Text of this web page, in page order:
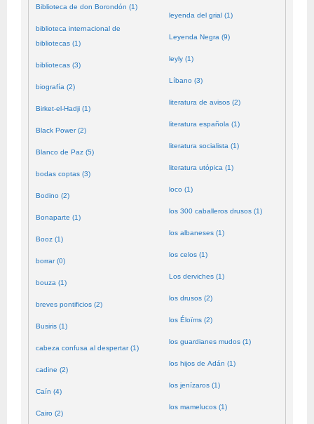
Biblioteca de don Borondón (1)
biblioteca internacional de
bibliotecas (1)
bibliotecas (3)
biografía (2)
Birket-el-Hadji (1)
Black Power (2)
Blanco de Paz (5)
bodas coptas (3)
Bodino (2)
Bonaparte (1)
Booz (1)
borrar (0)
bouza (1)
breves pontificios (2)
Busiris (1)
cabeza confusa al despertar (1)
cadine (2)
Caín (4)
Cairo (2)
leyenda del grial (1)
Leyenda Negra (9)
leyly (1)
Líbano (3)
literatura de avisos (2)
literatura española (1)
literatura socialista (1)
literatura utópica (1)
loco (1)
los 300 caballeros drusos (1)
los albaneses (1)
los celos (1)
Los derviches (1)
los drusos (2)
los Éloïms (2)
los guardianes mudos (1)
los hijos de Adán (1)
los jenízaros (1)
los mamelucos (1)